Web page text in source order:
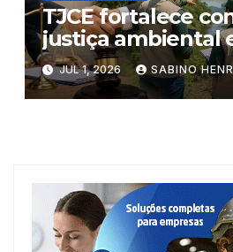
TJCE fortalece
justiça ambiental
às mulheres
JUL 1, 2026 SABINO